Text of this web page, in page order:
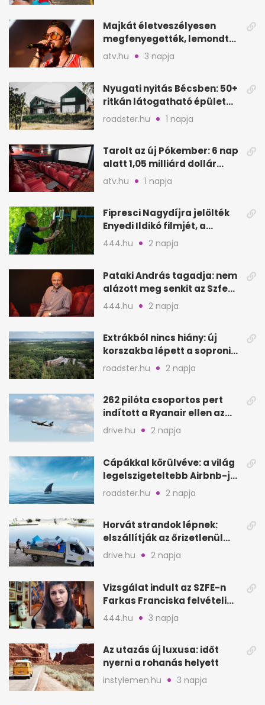
Majkát életveszélyesen
megfenyegették, lemondta
a sepsiszentgyörgyi
atv.hu 3 napja
Nyugati nyitás Bécsben: 50+
ritkán látogatható épület
nyílik meg
roadster.hu 1 napja
Tarolt az új Pókember: 6 nap
alatt 1,05 milliárd dollár
bevétel
atv.hu 1 napja
Fipresci Nagydíjra jelölték
Enyedi Ildikó filmjét, a
Csendes barátot
444.hu 2 napja
Pataki András tagadja: nem
alázott meg senkit az Szfe
felvételijén
444.hu 2 napja
Extrákból nincs hiány: új
korszakba lépett a soproni
Fagus Hotel
roadster.hu 2 napja
262 pilóta csoportos pert
indított a Ryanair ellen az
Egyesült Királyságban
drive.hu 2 napja
Cápákkal körülvéve: a világ
legelszigeteltebb Airbnb-je
a nyílt tengeren
roadster.hu 2 napja
Horvát strandok lépnek:
elszállítják az őrizetlenül
hagyott törölközőket
drive.hu 2 napja
Vizsgálat indult az SZFE-n
Farkas Franciska felvételi
videója után
444.hu 3 napja
Az utazás új luxusa: időt
nyerni a rohanás helyett
instylemen.hu 3 napja